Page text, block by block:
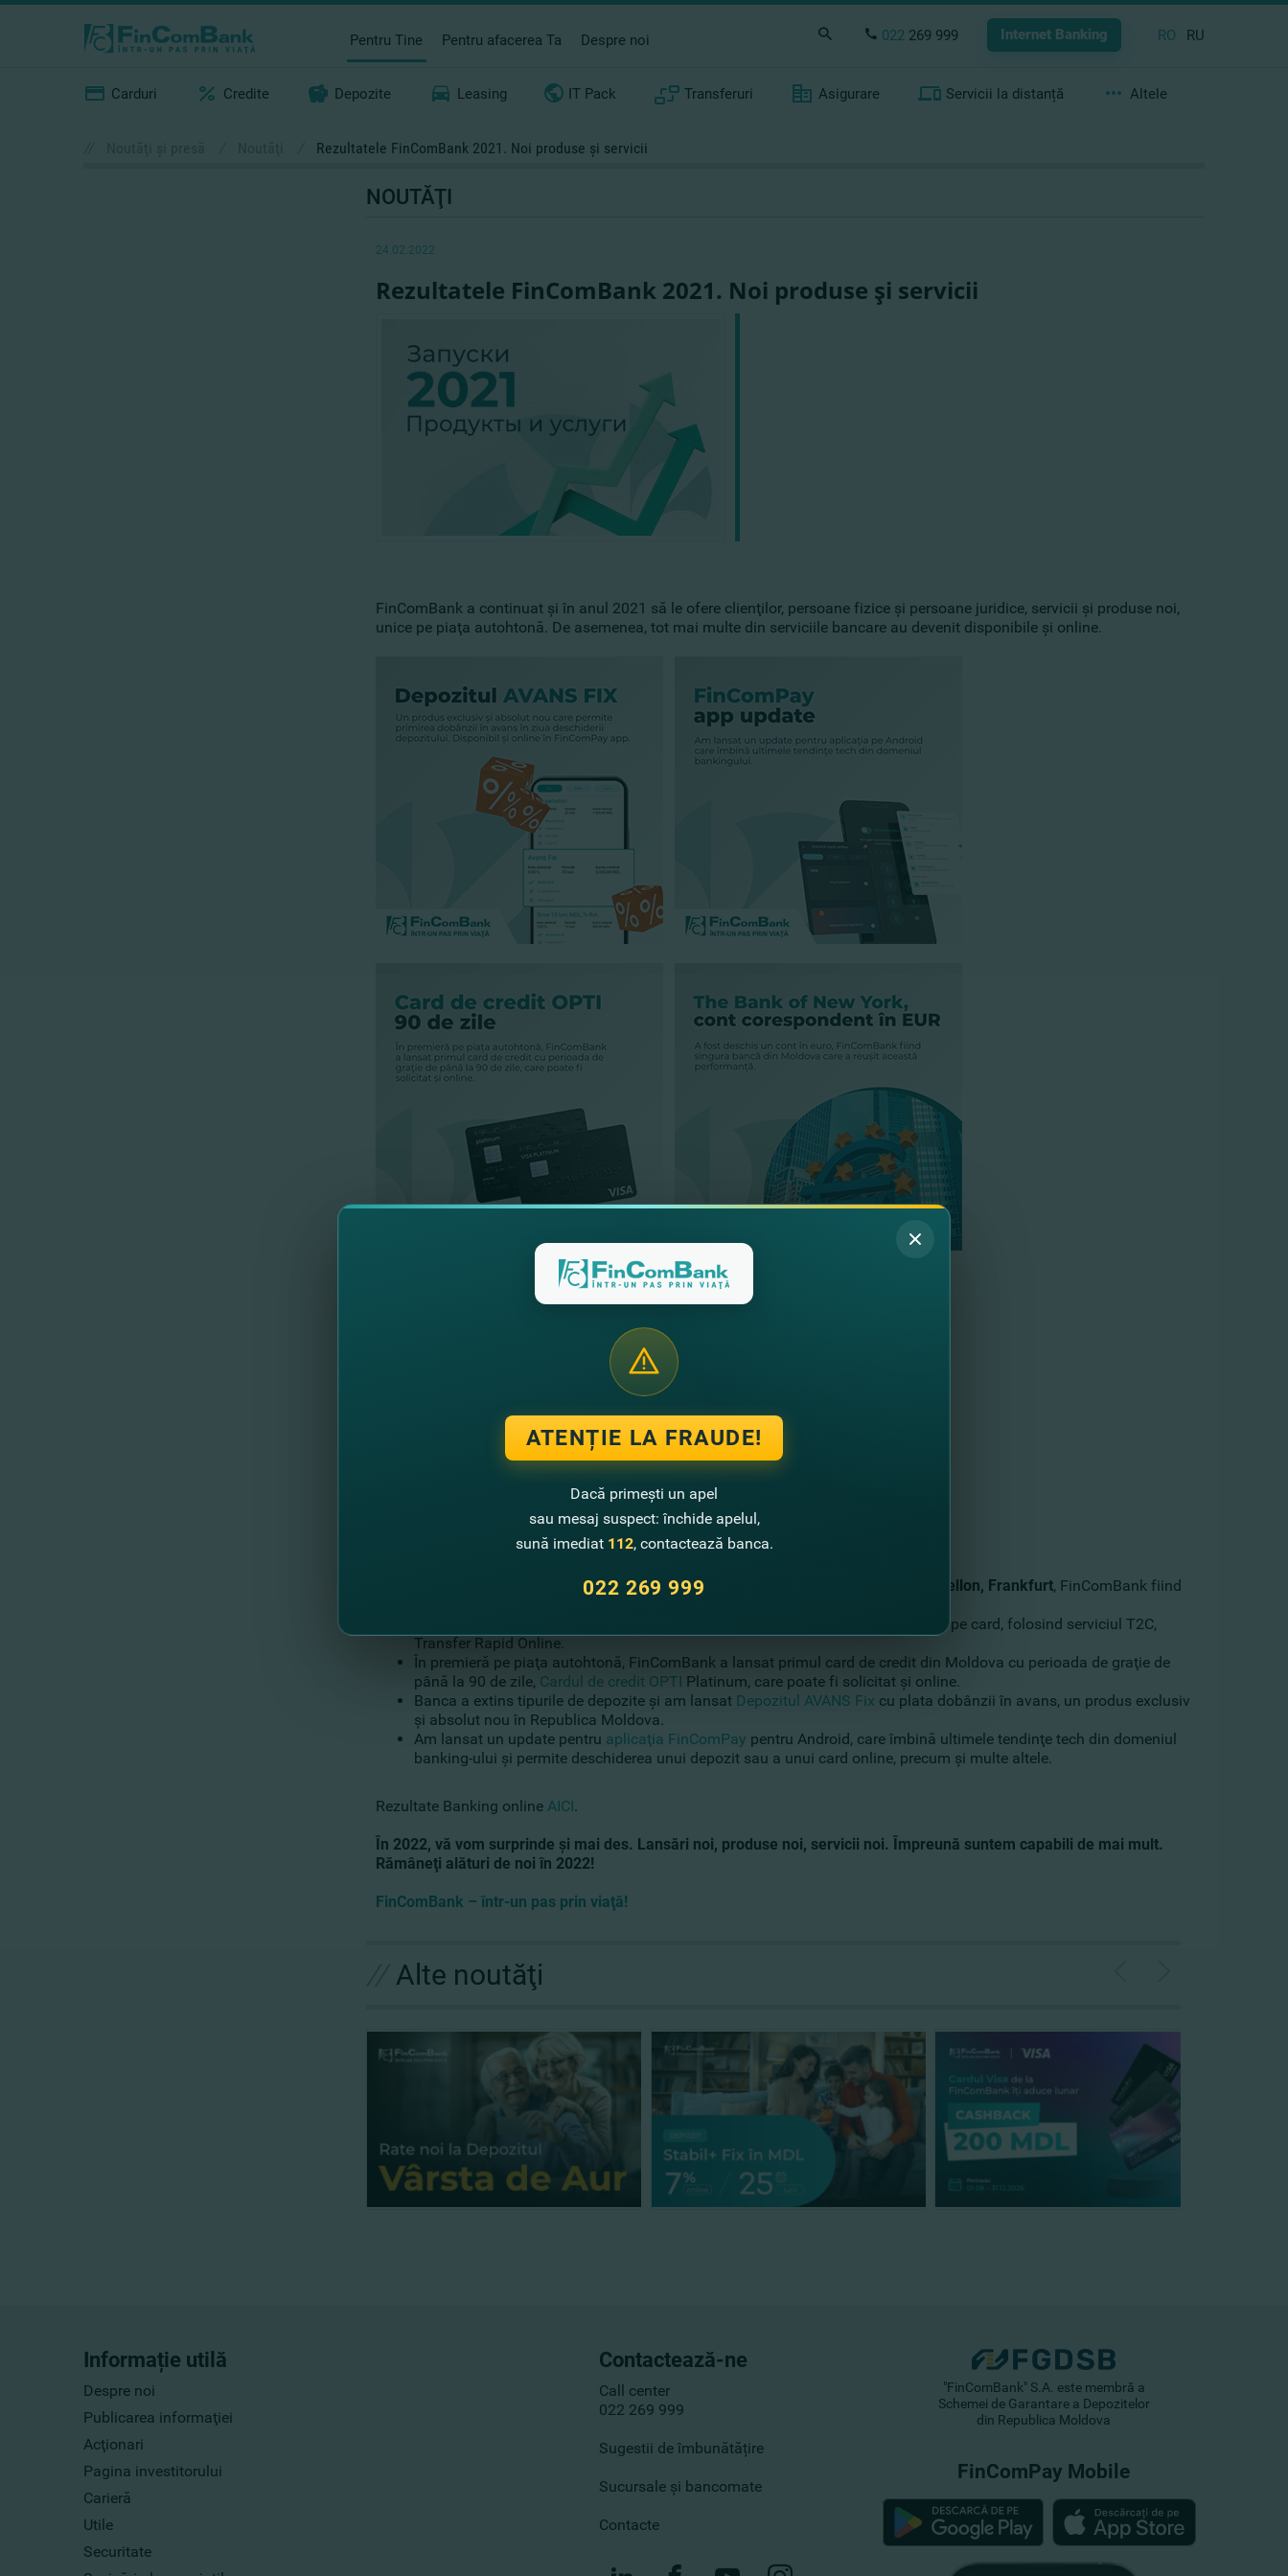
Pentru Tine Pentru afacerea Ta Despre noi 022 269 999 Internet Banking RO RU
Carduri Credite Depozite Leasing IT Pack Transferuri Asigurare Servicii la distanță Altele
Rezultatele FinComBank 2021. Noi produse şi servicii
NOUTĂŢI
24.02.2022
Rezultatele FinComBank 2021. Noi produse şi servicii
FinComBank a continuat şi în anul 2021 să le ofere clienţilor, persoane fizice şi persoane juridice, servicii şi produse noi,
unice pe piaţa autohtonă. De asemenea, tot mai multe din serviciile bancare au devenit disponibile şi online.
A fost deschis un cont corespondent înEUR The Bank of New York Mellon, Frankfurt, FinComBank fiind
A fost lansat un nou serviciu pentru primirea transferurilor Western Union direct pe card, folosind serviciul T2C,
Transfer Rapid Online.
În premieră pe piaţa autohtonă, FinComBank a lansat primul card de credit din Moldova cu perioada de graţie de
până la 90 de zile, Cardul de credit OPTI Platinum, care poate fi solicitat şi online.
Banca a extins tipurile de depozite şi am lansat Depozitul AVANS Fix cu plata dobânzii în avans, un produs exclusiv
şi absolut nou în Republica Moldova.
Am lansat un update pentru aplicaţia FinComPay pentru Android, care îmbină ultimele tendinţe tech din domeniul
banking-ului şi permite deschiderea unui depozit sau a unui card online, precum şi multe altele.
Rezultate Banking online AICI.
În 2022, vă vom surprinde şi mai des. Lansări noi, produse noi, servicii noi. Împreună suntem capabili de mai mult.
Rămâneţi alături de noi în 2022!
FinComBank – într-un pas prin viaţă!
Alte noutăţi
Informație utilă
Despre noi
Publicarea informaţiei
Acţionari
Pagina investitorului
Carieră
Utile
Securitate
Contactează-ne
Call center
022 269 999
Sugestii de îmbunătățire
Sucursale și bancomate
Contacte
"FinComBank" S.A. este membră a
Schemei de Garantare a Depozitelor
din Republica Moldova
FinComPay Mobile
ATENȚIE LA FRAUDE!
Dacă primești un apel
sau mesaj suspect: închide apelul,
sună imediat 112, contactează banca.
022 269 999